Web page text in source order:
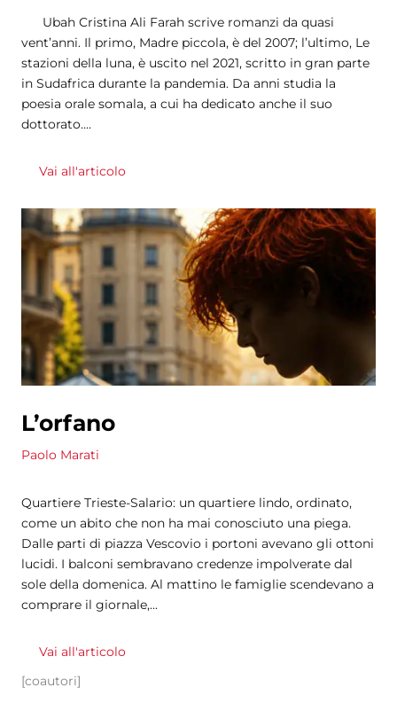
Ubah Cristina Ali Farah scrive romanzi da quasi
vent’anni. Il primo, Madre piccola, è del 2007; l’ultimo, Le
stazioni della luna, è uscito nel 2021, scritto in gran parte
in Sudafrica durante la pandemia. Da anni studia la
poesia orale somala, a cui ha dedicato anche il suo
dottorato....
Vai all'articolo
L’orfano
Paolo Marati
Quartiere Trieste-Salario: un quartiere lindo, ordinato,
come un abito che non ha mai conosciuto una piega.
Dalle parti di piazza Vescovio i portoni avevano gli ottoni
lucidi. I balconi sembravano credenze impolverate dal
sole della domenica. Al mattino le famiglie scendevano a
comprare il giornale,...
Vai all'articolo
[coautori]